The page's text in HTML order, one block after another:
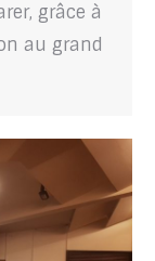
grâce à
au grand